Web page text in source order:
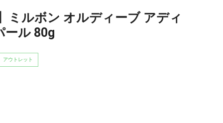
ミルボン オルディーブ アディ
ール 80g
アウトレット